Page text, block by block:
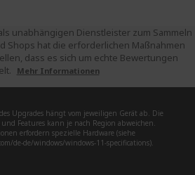
unabhängigen Dienstleister zum Sammeln
Shops hat die erforderlichen Maßnahmen
dass es sich um echte Bewertungen
Mehr Informationen
Upgrades hängt vom jeweiligen Gerät ab. Die
Features kann je nach Region abweichen.
erfordern spezielle Hardware (siehe
de-de/windows/windows-11-specifications).